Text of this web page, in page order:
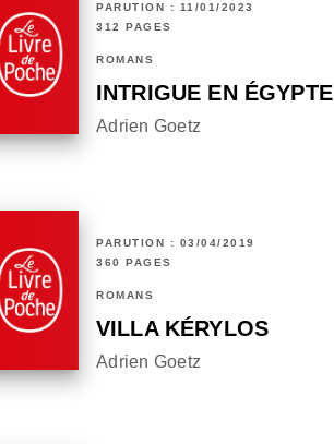
PARUTION : 11/01/2023
312 PAGES
ROMANS
INTRIGUE EN ÉGYPTE
Adrien Goetz
PARUTION : 03/04/2019
360 PAGES
ROMANS
VILLA KÉRYLOS
Adrien Goetz